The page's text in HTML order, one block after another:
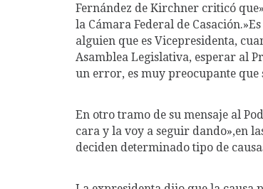
Fernández de Kirchner criticó
la Cámara Federal de
alguien que es Vicepresidenta,
Asamblea Legislativa, esperar al
un error, es muy preocupante que
En otro tramo de su mensaje al
cara y la voy a seguir dando»,en
deciden determinado tipo de